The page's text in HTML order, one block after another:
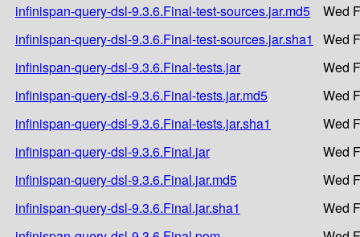
infinispan-query-dsl-9.3.6.Final-test-sources.jar.md5
Wed
infinispan-query-dsl-9.3.6.Final-test-sources.jar.sha1
Wed
infinispan-query-dsl-9.3.6.Final-tests.jar
Wed
infinispan-query-dsl-9.3.6.Final-tests.jar.md5
Wed
infinispan-query-dsl-9.3.6.Final-tests.jar.sha1
Wed
infinispan-query-dsl-9.3.6.Final.jar
Wed
infinispan-query-dsl-9.3.6.Final.jar.md5
Wed
infinispan-query-dsl-9.3.6.Final.jar.sha1
Wed